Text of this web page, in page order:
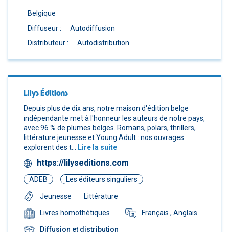
Belgique
Diffuseur :
Autodiffusion
Distributeur :
Autodistribution
Lilys Éditions
Depuis plus de dix ans, notre maison d'édition belge
indépendante met à l'honneur les auteurs de notre pays,
avec 96 % de plumes belges. Romans, polars, thrillers,
littérature jeunesse et Young Adult : nos ouvrages
explorent des t... Lire la suite
https://lilyseditions.com
ADEB Les éditeurs singuliers
Jeunesse
Littérature
Livres homothétiques
Français , Anglais
Diffusion et distribution